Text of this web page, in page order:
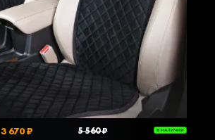
3 670 ₽ 5 560 ₽ В НАЛИЧИИ